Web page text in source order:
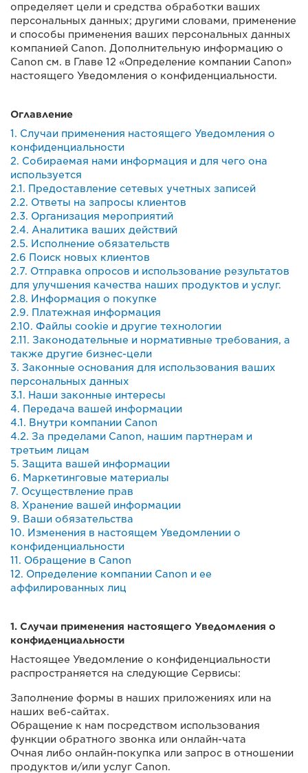
определяет цели и средства обработки ваших
персональных данных; другими словами, применение
и способы применения ваших персональных данных
компанией Canon. Дополнительную информацию о
Canon см. в Главе 12 «Определение компании Canon»
настоящего Уведомления о конфиденциальности.
Оглавление
1. Случаи применения настоящего Уведомления о
конфиденциальности
2. Собираемая нами информация и для чего она
используется
2.1. Предоставление сетевых учетных записей
2.2. Ответы на запросы клиентов
2.3. Организация мероприятий
2.4. Аналитика ваших действий
2.5. Исполнение обязательств
2.6 Поиск новых клиентов
2.7. Отправка опросов и использование результатов
для улучшения качества наших продуктов и услуг.
2.8. Информация о покупке
2.9. Платежная информация
2.10. Файлы cookie и другие технологии
2.11. Законодательные и нормативные требования, а
также другие бизнес-цели
3. Законные основания для использования ваших
персональных данных
3.1. Наши законные интересы
4. Передача вашей информации
4.1. Внутри компании Canon
4.2. За пределами Canon, нашим партнерам и
третьим лицам
5. Защита вашей информации
6. Маркетинговые материалы
7. Осуществление прав
8. Хранение вашей информации
9. Ваши обязательства
10. Изменения в настоящем Уведомлении о
конфиденциальности
11. Обращение в Canon
12. Определение компании Canon и ее
аффилированных лиц
1. Случаи применения настоящего Уведомления о
конфиденциальности
Настоящее Уведомление о конфиденциальности
распространяется на следующие Сервисы:
Заполнение формы в наших приложениях или на
наших веб-сайтах.
Обращение к нам посредством использования
функции обратного звонка или онлайн-чата
Очная либо онлайн-покупка или запрос в отношении
продуктов и/или услуг Canon.